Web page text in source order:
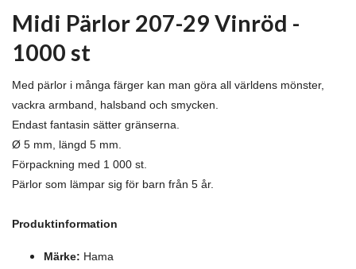
Midi Pärlor 207-29 Vinröd -
1000 st
Med pärlor i många färger kan man göra all världens mönster,
vackra armband, halsband och smycken.
Endast fantasin sätter gränserna.
Ø 5 mm, längd 5 mm.
Förpackning med 1 000 st.
Pärlor som lämpar sig för barn från 5 år.
Produktinformation
Märke: Hama